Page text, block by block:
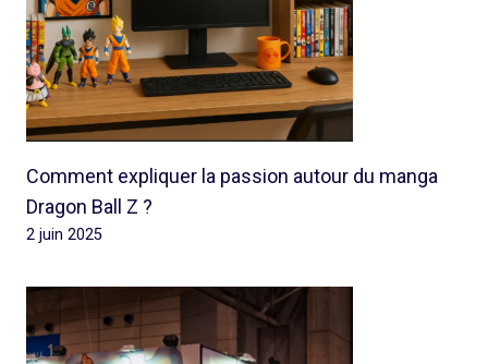
Comment expliquer la passion autour du manga
Dragon Ball Z ?
2 juin 2025